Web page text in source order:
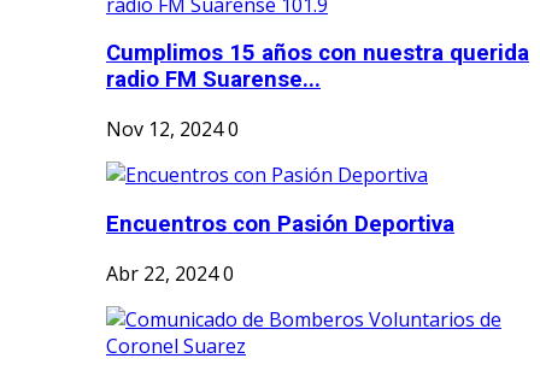
Cumplimos 15 años con nuestra querida
radio FM Suarense...
Nov 12, 20240
Encuentros con Pasión Deportiva
Abr 22, 20240